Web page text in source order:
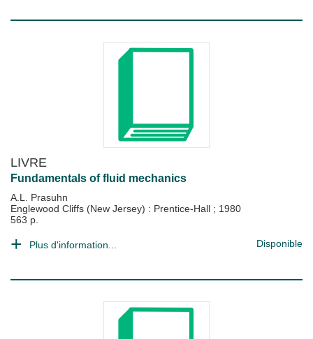
LIVRE
Fundamentals of fluid mechanics
A.L. Prasuhn
Englewood Cliffs (New Jersey) : Prentice-Hall ; 1980
563 p.
Plus d'information... Disponible